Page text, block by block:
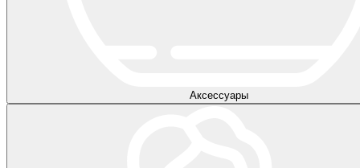
Аксессуары